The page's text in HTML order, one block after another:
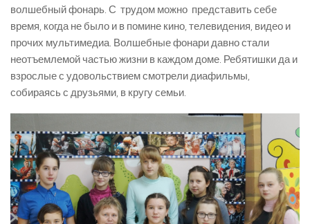
волшебный фонарь. С трудом можно представить себе
время, когда не было и в помине кино, телевидения, видео и
прочих мультимедиа. Волшебные фонари давно стали
неотъемлемой частью жизни в каждом доме. Ребятишки да и
взрослые с удовольствием смотрели диафильмы,
собираясь с друзьями, в кругу семьи.